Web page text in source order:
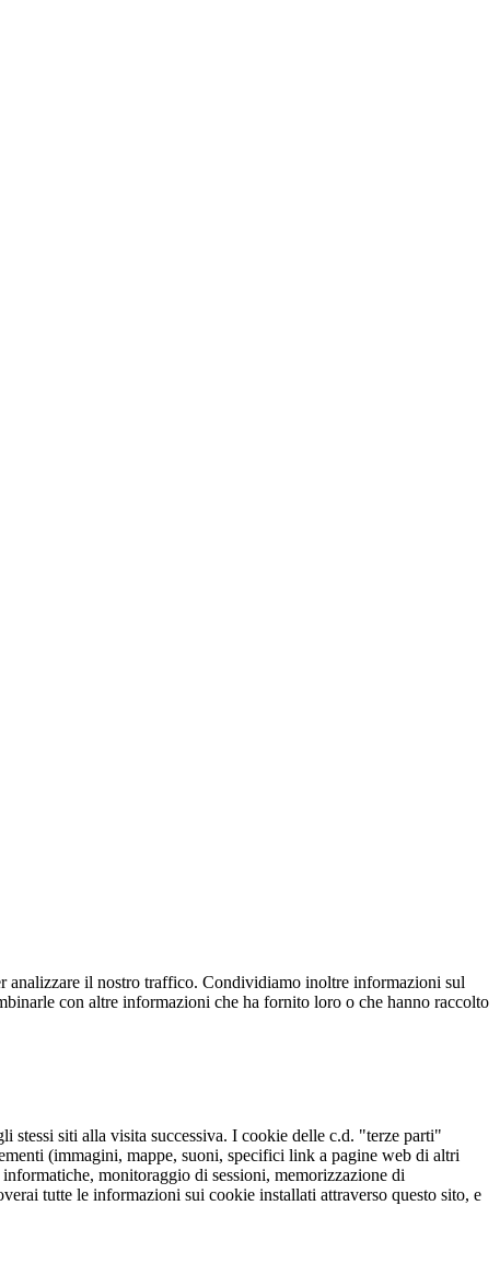
analizzare il nostro traffico. Condividiamo inoltre informazioni sul
con altre informazioni che ha fornito loro o che hanno raccolto
stessi siti alla visita successiva. I cookie delle c.d. "terze parti"
(immagini, mappe, suoni, specifici link a pagine web di altri
monitoraggio di sessioni, memorizzazione di
tutte le informazioni sui cookie installati attraverso questo sito, e